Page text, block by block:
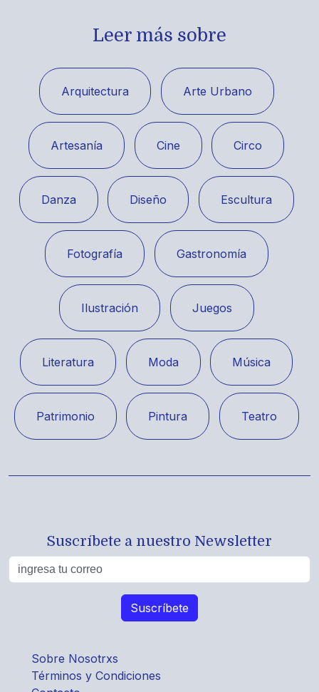
Leer más sobre
Arquitectura Arte Urbano
Artesanía Cine Circo
Danza Diseño Escultura
Fotografía Gastronomía
Ilustración Juegos
Literatura Moda Música
Patrimonio Pintura Teatro
Suscríbete a nuestro Newsletter
Sobre Nosotrxs
Términos y Condiciones